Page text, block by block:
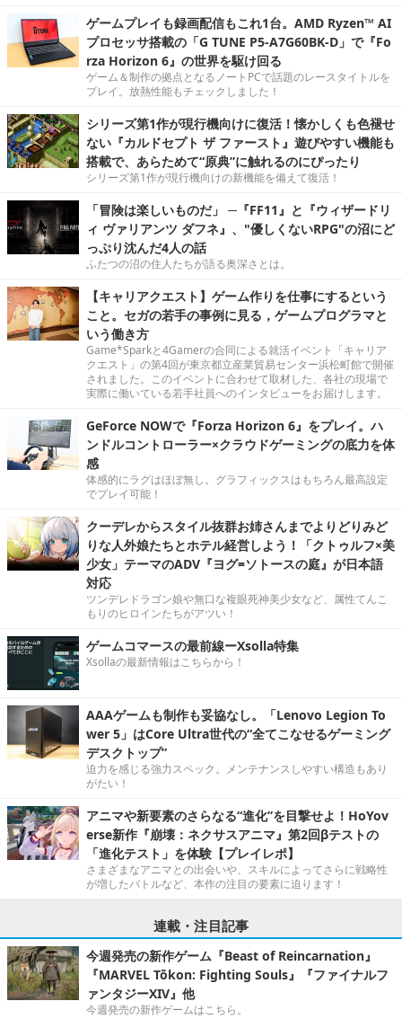
ゲームプレイも録画配信もこれ1台。AMD Ryzen™ AI
プロセッサ搭載の「G TUNE P5-A7G60BK-D」で『Fo
rza Horizon 6』の世界を駆け回る
ゲーム＆制作の拠点となるノートPCで話題のレースタイトルを
プレイ。放熱性能もチェックしました！
シリーズ第1作が現行機向けに復活！懐かしくも色褪せ
ない『カルドセプト ザ ファースト』遊びやすい機能も
搭載で、あらためて“原典”に触れるのにぴったり
シリーズ第1作が現行機向けの新機能を備えて復活！
「冒険は楽しいものだ」 ─『FF11』と『ウィザードリ
ィ ヴァリアンツ ダフネ』、"優しくないRPG"の沼にど
っぷり沈んだ4人の話
ふたつの沼の住人たちが語る奥深さとは。
【キャリアクエスト】ゲーム作りを仕事にするという
こと。セガの若手の事例に見る，ゲームプログラマと
いう働き方
Game*Sparkと4Gamerの合同による就活イベント「キャリア
クエスト」の第4回が東京都立産業貿易センター浜松町館で開催
されました。このイベントに合わせて取材した、各社の現場で
実際に働いている若手社員へのインタビューをお届けします。
GeForce NOWで『Forza Horizon 6』をプレイ。ハ
ンドルコントローラー×クラウドゲーミングの底力を体
感
体感的にラグはほぼ無し。グラフィックスはもちろん最高設定
でプレイ可能！
クーデレからスタイル抜群お姉さんまでよりどりみど
りな人外娘たちとホテル経営しよう！「クトゥルフ×美
少女」テーマのADV『ヨグ=ソトースの庭』が日本語
対応
ツンデレドラゴン娘や無口な複眼死神美少女など、属性てんこ
もりのヒロインたちがアツい！
ゲームコマースの最前線ーXsolla特集
Xsollaの最新情報はこちらから！
AAAゲームも制作も妥協なし。「Lenovo Legion To
wer 5」はCore Ultra世代の“全てこなせるゲーミング
デスクトップ”
迫力を感じる強力スペック。メンテナンスしやすい構造もあり
がたい！
アニマや新要素のさらなる“進化”を目撃せよ！HoYov
erse新作『崩壊：ネクサスアニマ』第2回βテストの
「進化テスト」を体験【プレイレポ】
さまざまなアニマとの出会いや、スキルによってさらに戦略性
が増したバトルなど、本作の注目の要素に迫ります！
連載・注目記事
今週発売の新作ゲーム『Beast of Reincarnation』
『MARVEL Tōkon: Fighting Souls』『ファイナルフ
ァンタジーXIV』他
今週発売の新作ゲームはこちら。